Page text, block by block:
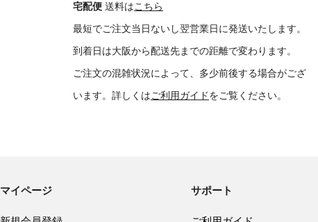
宅配便 送料はこちら
最短でご注文当日ないし翌営業日に発送いたします。
到着日は大阪から配送先までの距離で変わります。
ご注文の混雑状況によって、多少前後する場合がござ
います。詳しくはご利用ガイドをご覧ください。
マイページ サポート